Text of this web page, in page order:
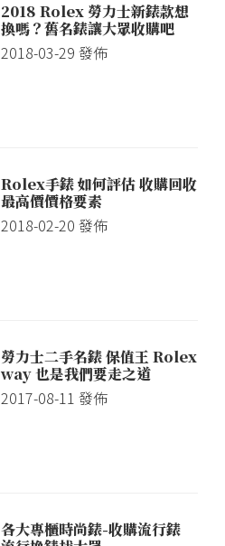
2018 Rolex 勞力士新錶款想
換嗎？舊名錶讓大眾收購吧
2018-03-29 發佈
Rolex手錶 如何評估 收購回收
最高價價格要素
2018-02-20 發佈
勞力士二手名錶 保值王 Rolex
way 也是我們要走之道
2017-08-11 發佈
各大專櫃時尚錶-收購流行錶